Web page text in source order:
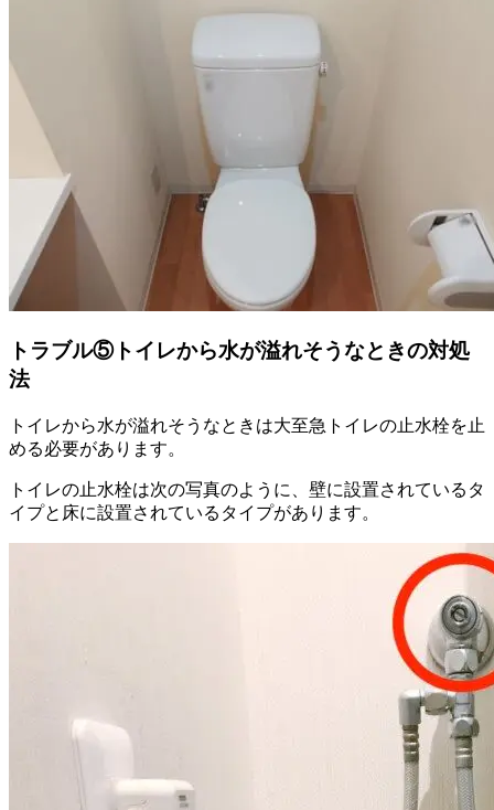
トラブル⑤トイレから水が溢れそうなときの対処
法
トイレから水が溢れそうなときは大至急トイレの止水栓を止
める必要があります。
トイレの止水栓は次の写真のように、壁に設置されているタ
イプと床に設置されているタイプがあります。